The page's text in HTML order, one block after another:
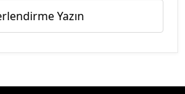
Yazın